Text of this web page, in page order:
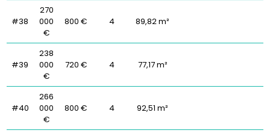
#38
270
000
€
800 € 4 89,82 m²
#39
238
000
€
720 € 4 77,17 m²
#40
266
000
€
800 € 4 92,51 m²